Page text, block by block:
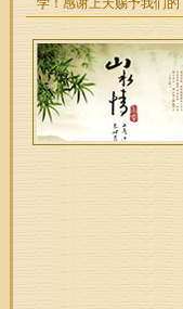
学！感谢上天赐予我们的